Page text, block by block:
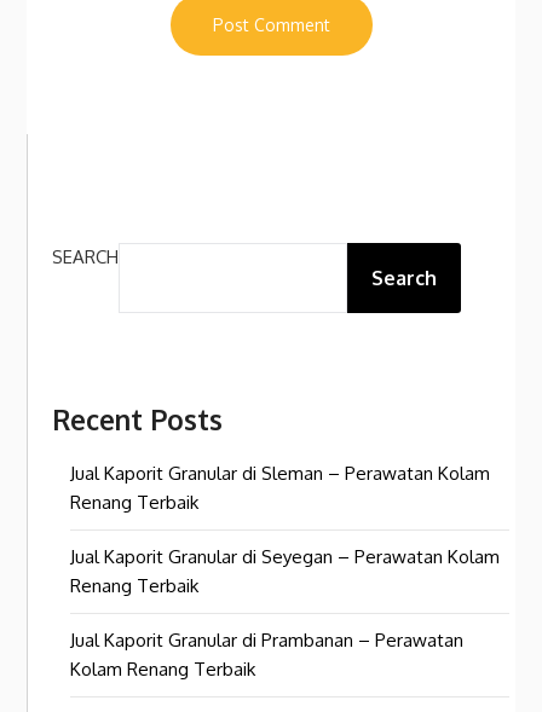
SEARCH
Search
Recent Posts
Jual Kaporit Granular di Sleman – Perawatan Kolam
Renang Terbaik
Jual Kaporit Granular di Seyegan – Perawatan Kolam
Renang Terbaik
Jual Kaporit Granular di Prambanan – Perawatan
Kolam Renang Terbaik